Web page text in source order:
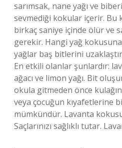
sarımsak, nane yağı ve
sevmediği kokular içerir. Bu
birkaç saniye içinde ölür ve
gerekir. Hangi yağ
yağlar baş bitlerini
En etkili olanlar şunlardır:
ağacı ve limon yağı. Bit
okula gitmeden önce
veya çocuğun kıyafetlerine
mümkündür. Lavanta
Saçlarınızı sağlıklı tutar.